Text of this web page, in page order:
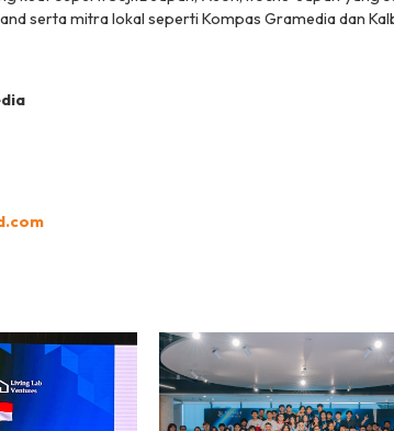
serta mitra lokal seperti Kompas Gramedia dan